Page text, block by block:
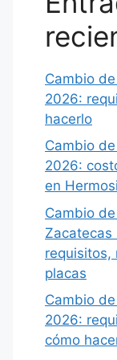
Cambio
2026:
hacerlo
Cambio
2026:
en
Cambio
Zacatecas
requisitos,
placas
Cambio
2026:
cómo